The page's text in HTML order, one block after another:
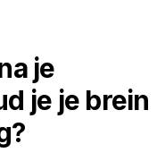
je
je je brein